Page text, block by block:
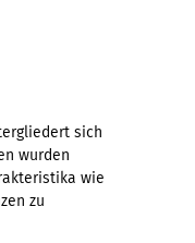
sich
wurden
wie
zu